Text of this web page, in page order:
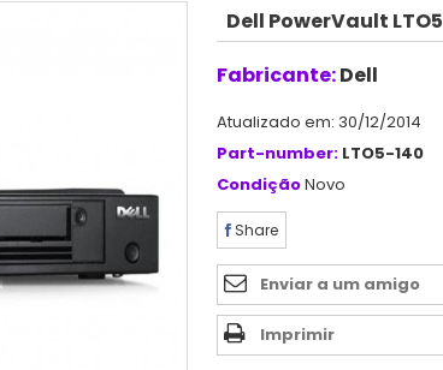
Dell PowerVault
Fabricante:Dell
Atualizado em: 30/12/2014
Part-number: LTO5-140
CondiçãoNovo
Share
Enviar a um amigo
Imprimir